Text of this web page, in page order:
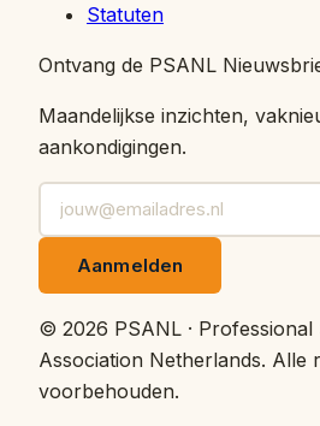
Statuten
Ontvang de PSANL
Maandelijkse inzichten,
aankondigingen.
Aanmelden
© 2026 PSANL · Professional
Association Netherlands. Alle
voorbehouden.